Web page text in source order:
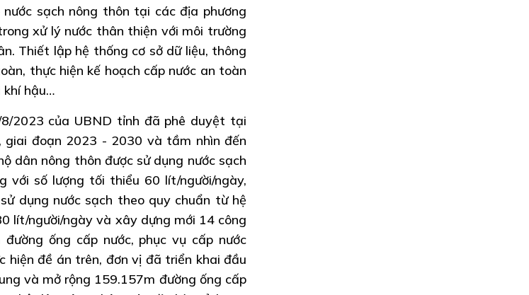
sạch nông thôn tại các địa phương
xử lý nước thân thiện với môi trường
Thiết lập hệ thống cơ sở dữ liệu, thông
thực hiện kế hoạch cấp nước an toàn
khí hậu…
2023 của UBND tỉnh đã phê duyệt tại
giai đoạn 2023 - 2030 và tầm nhìn đến
dân nông thôn được sử dụng nước sạch
với số lượng tối thiểu 60 lít/người/ngày,
dụng nước sạch theo quy chuẩn từ hệ
lít/người/ngày và xây dựng mới 14 công
ống cấp nước, phục vụ cấp nước
hiện đề án trên, đơn vị đã triển khai đầu
và mở rộng 159.157m đường ống cấp